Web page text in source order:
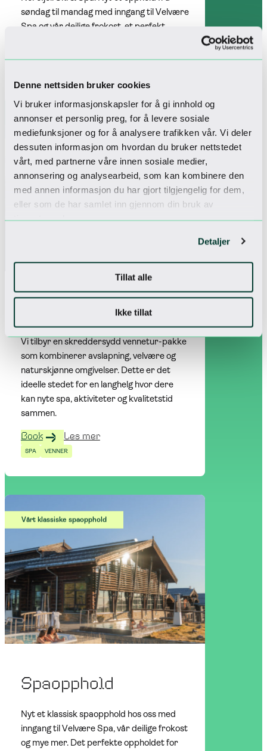
Denne nettsiden bruker cookies
Vi bruker informasjonskapsler for å gi innhold og
annonser et personlig preg, for å levere sosiale
mediefunksjoner og for å analysere trafikken vår. Vi deler
dessuten informasjon om hvordan du bruker nettstedet
vårt, med partnerne våre innen sosiale medier,
annonsering og analysearbeid, som kan kombinere den
med annen informasjon du har gjort tilgjengelig for dem,
eller som de har samlet inn gjennom din bruk av
tjenestene deres.
Detaljer
Tillat alle
Ikke tillat
søndag til mandag med inngang til Velvære
Spa og vår deilige frokost, et perfekt
Vi tilbyr en skreddersydd vennetur-pakke
som kombinerer avslapning, velvære og
naturskjønne omgivelser. Dette er det
ideelle stedet for en langhelg hvor dere
kan nyte spa, aktiviteter og kvalitetstid
sammen.
Book Les mer
SPA VENNER
Kvalitetstid med venner
Spaopphold
Nyt et klassisk spaopphold hos oss med
inngang til Velvære Spa, vår deilige frokost
og mye mer. Det perfekte oppholdet for
Vårt klassiske spaopphold